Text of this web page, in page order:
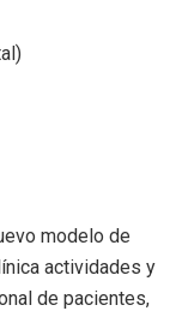
modelo de
actividades y
de pacientes,